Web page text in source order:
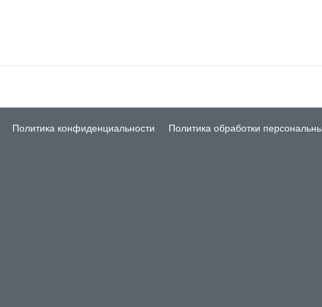
Политика конфиденциальности Политика обработки